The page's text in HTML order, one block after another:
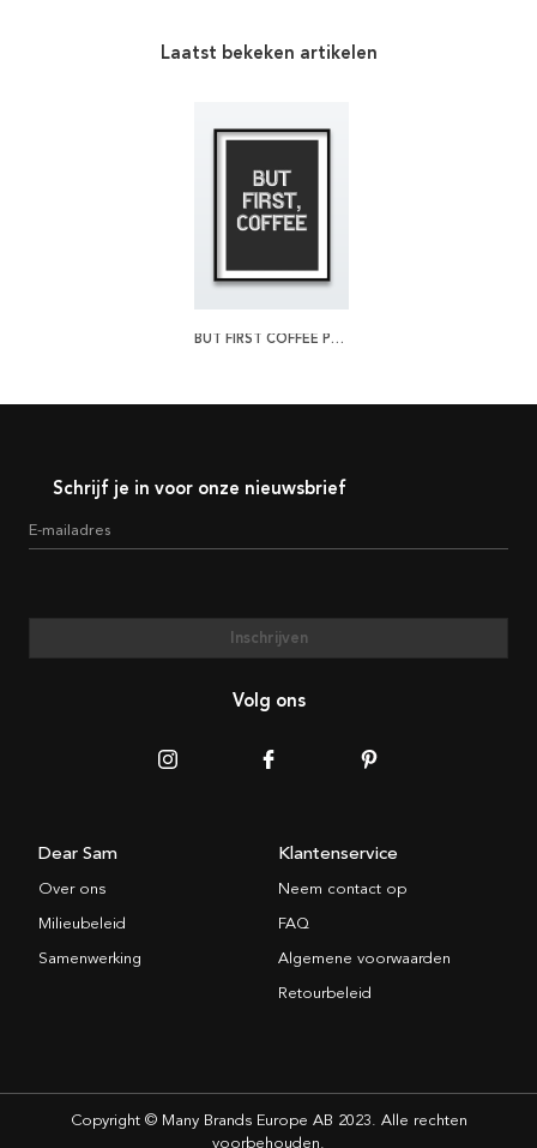
Laatst bekeken artikelen
BUT FIRST COFFEE POSTER
Schrijf je in voor onze nieuwsbrief
E-mailadres
Inschrijven
Volg ons
Dear Sam
Over ons
Milieubeleid
Samenwerking
Klantenservice
Neem contact op
FAQ
Algemene voorwaarden
Retourbeleid
Copyright © Many Brands Europe AB 2023. Alle rechten
voorbehouden.